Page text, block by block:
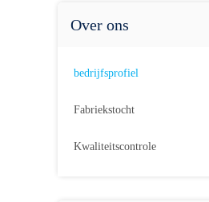
Over ons
bedrijfsprofiel
Fabriekstocht
Kwaliteitscontrole